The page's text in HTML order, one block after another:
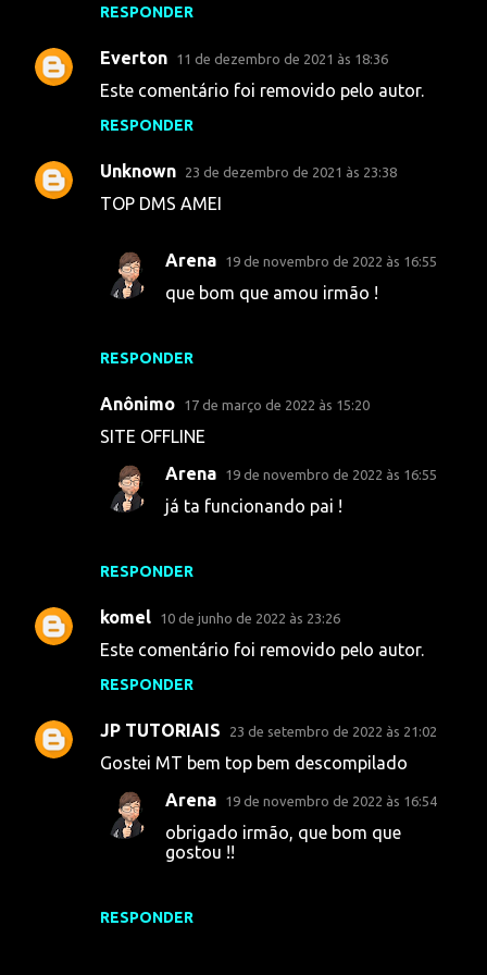
r
s
RESPONDER
Everton 11 de dezembro de 2021 às 18:36
Este comentário foi removido pelo autor.
RESPONDER
Unknown 23 de dezembro de 2021 às 23:38
TOP DMS AMEI
RESPONDER
Arena 19 de novembro de 2022 às 16:55
que bom que amou irmão !
Anônimo 17 de março de 2022 às 15:20
SITE OFFLINE
RESPONDER
Arena 19 de novembro de 2022 às 16:55
já ta funcionando pai !
komel 10 de junho de 2022 às 23:26
Este comentário foi removido pelo autor.
RESPONDER
JP TUTORIAIS 23 de setembro de 2022 às 21:02
Gostei MT bem top bem descompilado
RESPONDER
Arena 19 de novembro de 2022 às 16:54
obrigado irmão, que bom que
gostou !!